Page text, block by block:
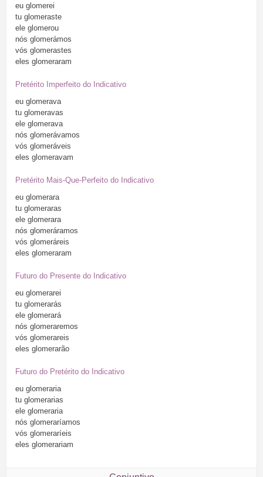
eu glomerei
tu glomeraste
ele glomerou
nós glomerámos
vós glomerastes
eles glomeraram
Pretérito Imperfeito do Indicativo
eu glomerava
tu glomeravas
ele glomerava
nós glomerávamos
vós glomeráveis
eles glomeravam
Pretérito Mais-Que-Perfeito do Indicativo
eu glomerara
tu glomeraras
ele glomerara
nós glomeráramos
vós glomeráreis
eles glomeraram
Futuro do Presente do Indicativo
eu glomerarei
tu glomerarás
ele glomerará
nós glomeraremos
vós glomerareis
eles glomerarão
Futuro do Pretérito do Indicativo
eu glomeraria
tu glomerarias
ele glomeraria
nós glomeraríamos
vós glomeraríeis
eles glomerariam